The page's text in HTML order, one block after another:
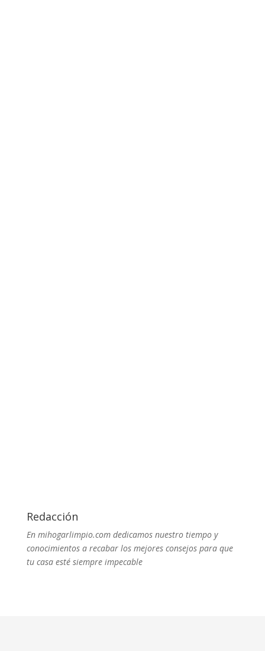
Redacción
En mihogarlimpio.com dedicamos nuestro tiempo y
conocimientos a recabar los mejores consejos para que
tu casa esté siempre impecable